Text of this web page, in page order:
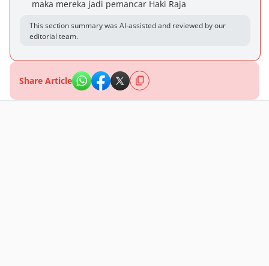
maka mereka jadi pemancar Haki Raja
This section summary was AI-assisted and reviewed by our
editorial team.
Share Article